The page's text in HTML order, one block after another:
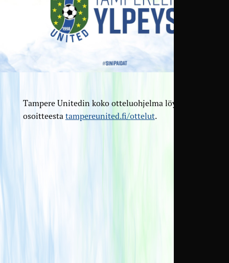
Tampere Unitedin koko otteluohjelma löytyy
osoitteesta tampereunited.fi/ottelut.